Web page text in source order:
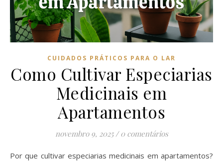
CUIDADOS PRÁTICOS PARA O LAR
Como Cultivar Especiarias
Medicinais em
Apartamentos
novembro 9, 2025 / 0 comentários
Por que cultivar especiarias medicinais em apartamentos?